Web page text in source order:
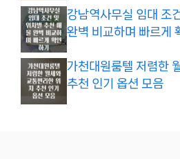
강남역사무실 임대 조
완벽 비교하며 빠르게
가천대원룸텔 저렴한
추천 인기 옵션 모음